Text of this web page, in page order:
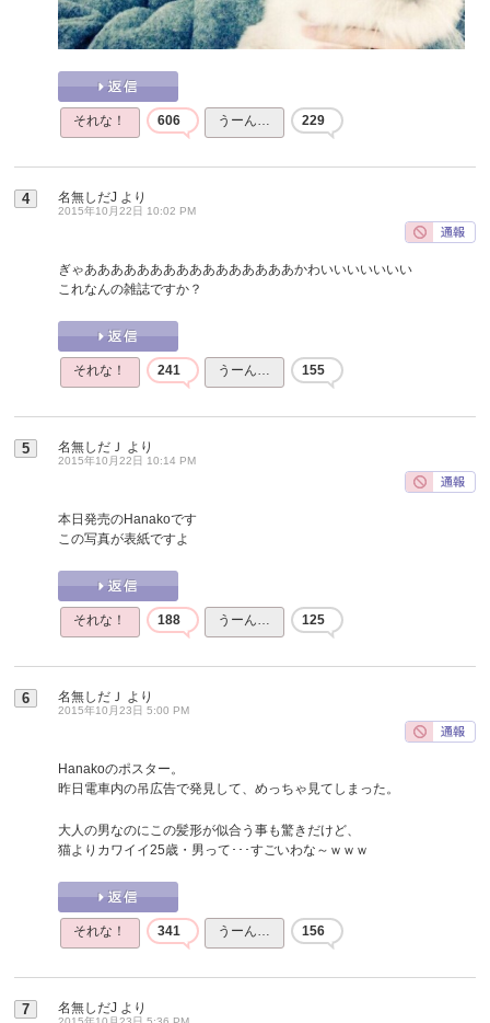
それな！ 606 うーん… 229
4 名無しだJ より
2015年10月22日 10:02 PM
ぎゃああああああああああああああああかわいいいいいいい
これなんの雑誌ですか？
それな！ 241 うーん… 155
5 名無しだＪ より
2015年10月22日 10:14 PM
本日発売のHanakoです
この写真が表紙ですよ
それな！ 188 うーん… 125
6 名無しだＪ より
2015年10月23日 5:00 PM
Hanakoのポスター。
昨日電車内の吊広告で発見して、めっちゃ見てしまった。
大人の男なのにこの髪形が似合う事も驚きだけど、
猫よりカワイイ25歳・男って･･･すごいわな～ｗｗｗ
それな！ 341 うーん… 156
7 名無しだJ より